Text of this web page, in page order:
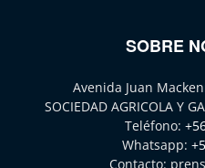
SOBRE
Avenida Juan
SOCIEDAD AGRICOLA Y
Teléfono:
Whatsapp:
Contacto: